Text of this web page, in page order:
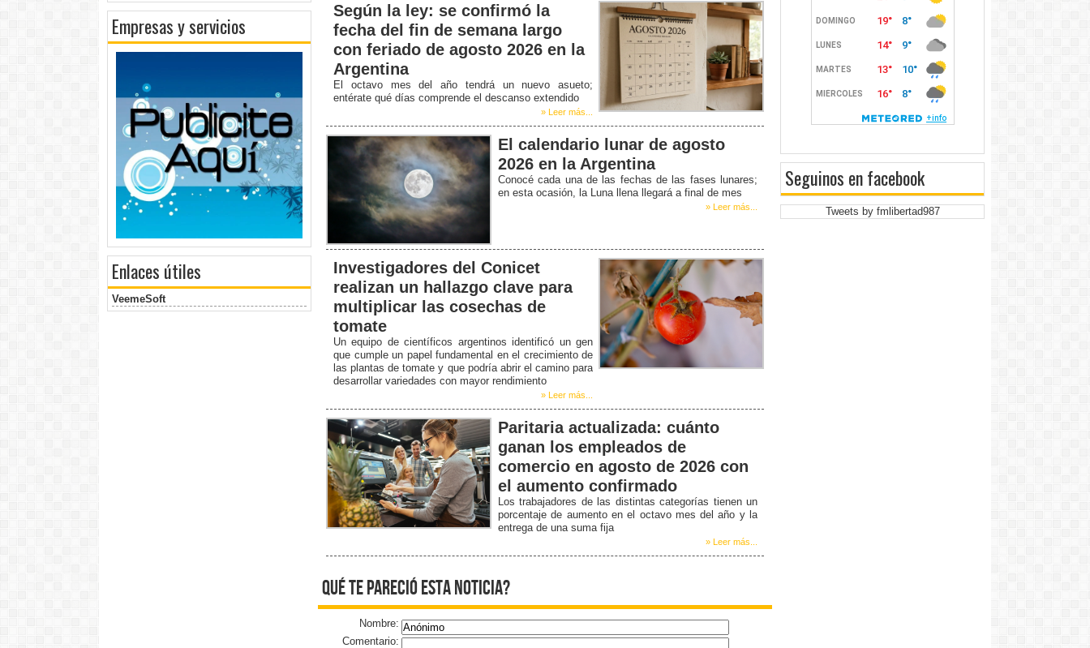
Empresas y servicios
Enlaces útiles
VeemeSoft
Según la ley: se confirmó la
fecha del fin de semana largo
con feriado de agosto 2026 en la
Argentina
El octavo mes del año tendrá un nuevo asueto;
entérate qué días comprende el descanso extendido
» Leer más...
El calendario lunar de agosto
2026 en la Argentina
Conocé cada una de las fechas de las fases lunares;
en esta ocasión, la Luna llena llegará a final de mes
» Leer más...
Investigadores del Conicet
realizan un hallazgo clave para
multiplicar las cosechas de
tomate
Un equipo de científicos argentinos identificó un gen
que cumple un papel fundamental en el crecimiento de
las plantas de tomate y que podría abrir el camino para
desarrollar variedades con mayor rendimiento
» Leer más...
Paritaria actualizada: cuánto
ganan los empleados de
comercio en agosto de 2026 con
el aumento confirmado
Los trabajadores de las distintas categorías tienen un
porcentaje de aumento en el octavo mes del año y la
entrega de una suma fija
» Leer más...
qué te pareció esta noticia?
Nombre:
Comentario:
Seguinos en facebook
Tweets by fmlibertad987